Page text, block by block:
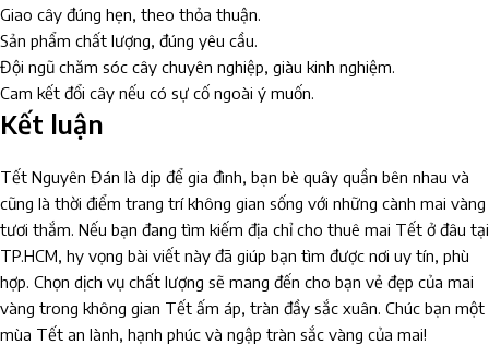
Giao cây đúng hẹn, theo thỏa thuận.
Sản phẩm chất lượng, đúng yêu cầu.
Đội ngũ chăm sóc cây chuyên nghiệp, giàu kinh nghiệm.
Cam kết đổi cây nếu có sự cố ngoài ý muốn.
Kết luận
Tết Nguyên Đán là dịp để gia đình, bạn bè quây quần bên nhau và
cũng là thời điểm trang trí không gian sống với những cành mai vàng
tươi thắm. Nếu bạn đang tìm kiếm địa chỉ cho thuê mai Tết ở đâu tại
TP.HCM, hy vọng bài viết này đã giúp bạn tìm được nơi uy tín, phù
hợp. Chọn dịch vụ chất lượng sẽ mang đến cho bạn vẻ đẹp của mai
vàng trong không gian Tết ấm áp, tràn đầy sắc xuân. Chúc bạn một
mùa Tết an lành, hạnh phúc và ngập tràn sắc vàng của mai!